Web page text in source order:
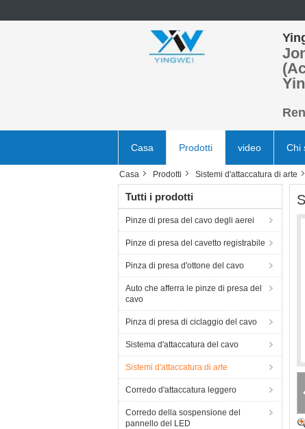
Casa Prodotti video Chi
Casa Prodotti Sistemi d'attaccatura di arte
Tutti i prodotti
Pinze di presa del cavo degli aerei
Pinze di presa del cavetto registrabile
Pinza di presa d'ottone del cavo
Auto che afferra le pinze di presa del
cavo
Pinza di presa di ciclaggio del cavo
Sistema d'attaccatura del cavo
Sistemi d'attaccatura di arte
Corredo d'attaccatura leggero
Corredo della sospensione del
pannello del LED